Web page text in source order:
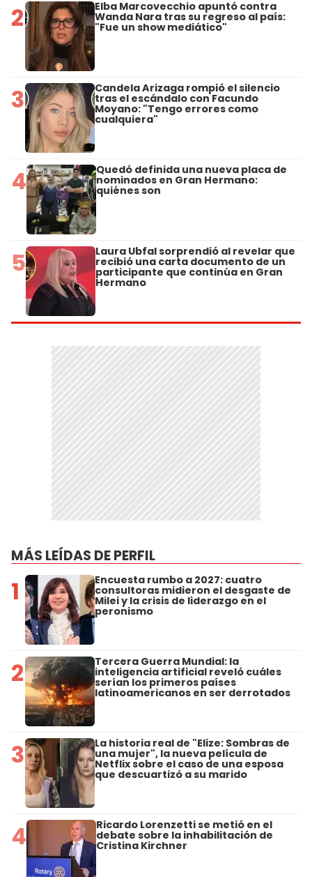
2 Elba Marcovecchio apuntó contra
Wanda Nara tras su regreso al país:
"Fue un show mediático"
3 Candela Arizaga rompió el silencio
tras el escándalo con Facundo
Moyano: "Tengo errores como
cualquiera"
4 Quedó definida una nueva placa de
nominados en Gran Hermano:
quiénes son
5 Laura Ubfal sorprendió al revelar que
recibió una carta documento de un
participante que continúa en Gran
Hermano
MÁS LEÍDAS DE PERFIL
1 Encuesta rumbo a 2027: cuatro
consultoras midieron el desgaste de
Milei y la crisis de liderazgo en el
peronismo
2 Tercera Guerra Mundial: la
inteligencia artificial reveló cuáles
serían los primeros países
latinoamericanos en ser derrotados
3 La historia real de "Elize: Sombras de
una mujer", la nueva película de
Netflix sobre el caso de una esposa
que descuartizó a su marido
4 Ricardo Lorenzetti se metió en el
debate sobre la inhabilitación de
Cristina Kirchner